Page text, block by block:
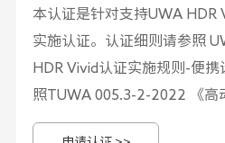
本认证是针对支持UWA HDR
实施认证。认证细则请参照
HDR Vivid认证实施规则-便
照TUWA 005.3-2-2022 《高
技术 第3-2部分：技术要求和